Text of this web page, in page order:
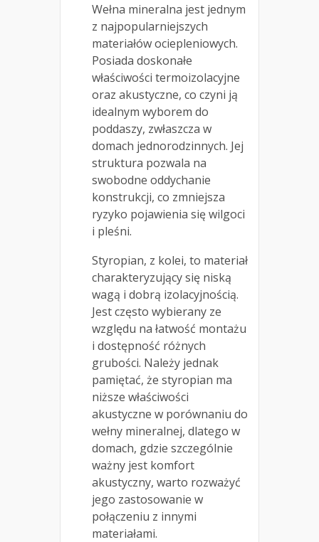
Wełna mineralna jest jednym
z najpopularniejszych
materiałów ociepleniowych.
Posiada doskonałe
właściwości termoizolacyjne
oraz akustyczne, co czyni ją
idealnym wyborem do
poddaszy, zwłaszcza w
domach jednorodzinnych. Jej
struktura pozwala na
swobodne oddychanie
konstrukcji, co zmniejsza
ryzyko pojawienia się wilgoci
i pleśni.
Styropian, z kolei, to materiał
charakteryzujący się niską
wagą i dobrą izolacyjnością.
Jest często wybierany ze
względu na łatwość montażu
i dostępność różnych
grubości. Należy jednak
pamiętać, że styropian ma
niższe właściwości
akustyczne w porównaniu do
wełny mineralnej, dlatego w
domach, gdzie szczególnie
ważny jest komfort
akustyczny, warto rozważyć
jego zastosowanie w
połączeniu z innymi
materiałami.